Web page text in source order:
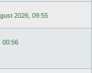
2026, 09:55
00:56